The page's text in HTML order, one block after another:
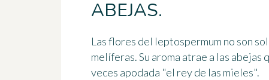
ABEJAS.
Las flores del leptospermum no son
melíferas. Su aroma atrae a las
veces apodada "el rey de las mieles".